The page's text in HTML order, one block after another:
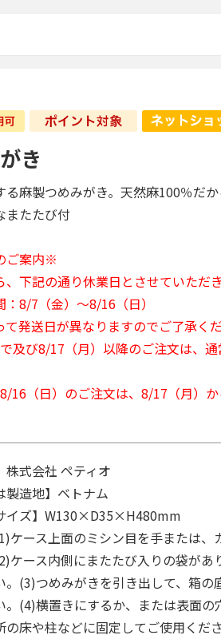
き
る麻製つめみがき。天然麻100％だ
またたび付
ご案内※
下記の通り休業日とさせていただき
：8/7（金）～8/16（日）
て発送日が異なりますのでご了承くだ
及び8/17（月）以降のご注文は、
16（日）のご注文は、8/17（月）
株式会社 ペティオ
製造地】ベトナム
イズ】W130×D35×H480mm
ケース上面のミシン目を手または、
ケース内側にまたたび入りの袋があ
。(3)つめみがきを引き出して、箱の
。(4)横置きにするか、または表面の
の床や柱などに固定してご使用くだ